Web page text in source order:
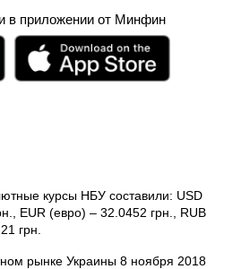
в приложении от Минфин
курсы НБУ составили: USD
EUR (евро) – 32.0452 грн., RUB
грн.
рынке Украины 8 ноября 2018